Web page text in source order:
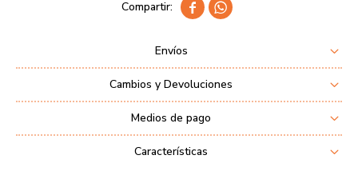
 
Envíos
Cambios y Devoluciones
Medios de pago
Características